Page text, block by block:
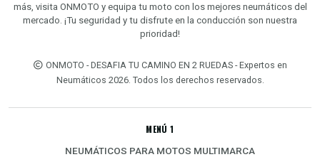
más, visita ONMOTO y equipa tu moto con los mejores neumáticos del
mercado. ¡Tu seguridad y tu disfrute en la conducción son nuestra
prioridad!
ONMOTO - DESAFIA TU CAMINO EN 2 RUEDAS - Expertos en
Neumáticos 2026. Todos los derechos reservados.
MENÚ 1
NEUMÁTICOS PARA MOTOS MULTIMARCA